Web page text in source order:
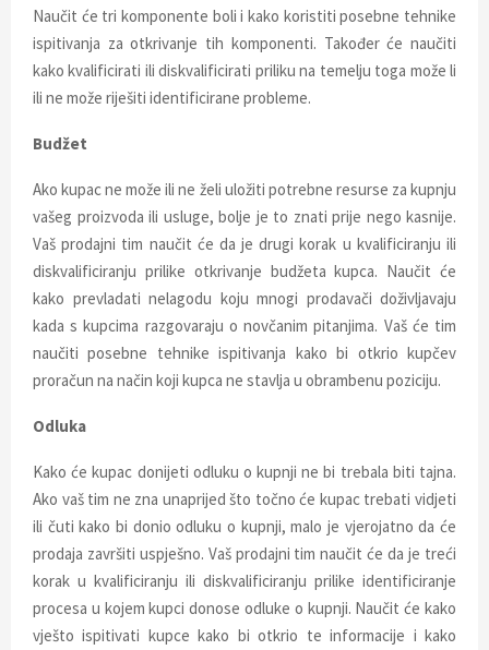
Naučit će tri komponente boli i kako koristiti posebne tehnike
ispitivanja za otkrivanje tih komponenti. Također će naučiti
kako kvalificirati ili diskvalificirati priliku na temelju toga može li
ili ne može riješiti identificirane probleme.
Budžet
Ako kupac ne može ili ne želi uložiti potrebne resurse za kupnju
vašeg proizvoda ili usluge, bolje je to znati prije nego kasnije.
Vaš prodajni tim naučit će da je drugi korak u kvalificiranju ili
diskvalificiranju prilike otkrivanje budžeta kupca. Naučit će
kako prevladati nelagodu koju mnogi prodavači doživljavaju
kada s kupcima razgovaraju o novčanim pitanjima. Vaš će tim
naučiti posebne tehnike ispitivanja kako bi otkrio kupčev
proračun na način koji kupca ne stavlja u obrambenu poziciju.
Odluka
Kako će kupac donijeti odluku o kupnji ne bi trebala biti tajna.
Ako vaš tim ne zna unaprijed što točno će kupac trebati vidjeti
ili čuti kako bi donio odluku o kupnji, malo je vjerojatno da će
prodaja završiti uspješno. Vaš prodajni tim naučit će da je treći
korak u kvalificiranju ili diskvalificiranju prilike identificiranje
procesa u kojem kupci donose odluke o kupnji. Naučit će kako
vješto ispitivati ​​kupce kako bi otkrio te informacije i kako